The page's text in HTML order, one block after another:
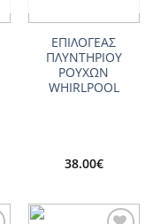
ΕΠΙΛΟΓΕΑΣ
ΠΛΥΝΤΗΡΙΟΥ
ΡΟΥΧΩΝ
WHIRLPOOL
38.00€